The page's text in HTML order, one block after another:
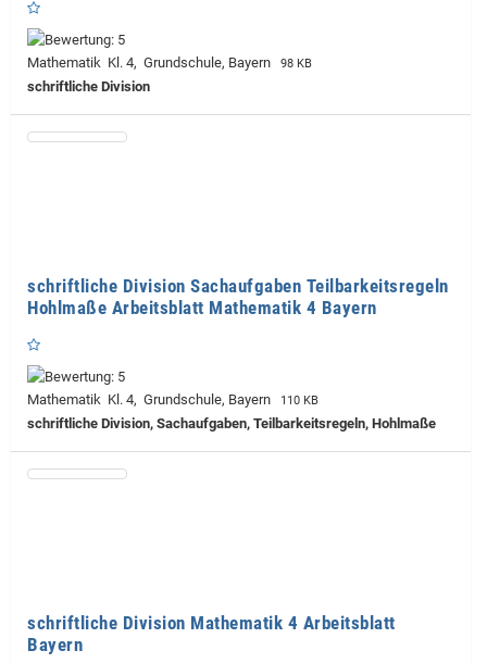
Mathematik Kl. 4, Grundschule, Bayern 98 KB
schriftliche Division
schriftliche Division Sachaufgaben Teilbarkeitsregeln
Hohlmaße Arbeitsblatt Mathematik 4 Bayern
Mathematik Kl. 4, Grundschule, Bayern 110 KB
schriftliche Division, Sachaufgaben, Teilbarkeitsregeln, Hohlmaße
schriftliche Division Mathematik 4 Arbeitsblatt
Bayern